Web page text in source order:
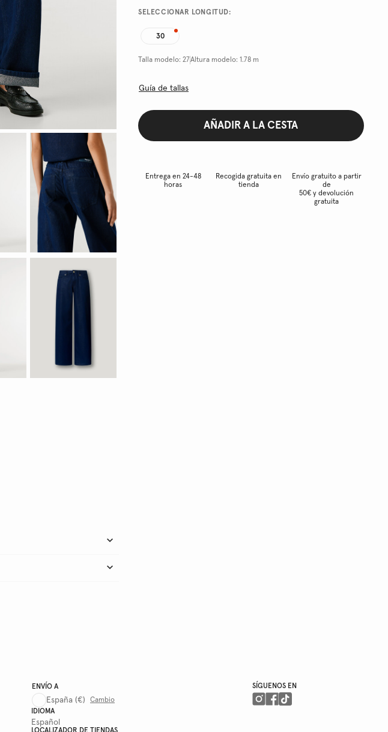
SELECCIONAR LONGITUD:
30
Talla modelo: 27Altura modelo: 1.78 m
Guía de tallas
AÑADIR A LA CESTA
Entrega en 24-48
horas
Recogida gratuita en
tienda
Envío gratuito a partir
de
50€ y devolución
gratuita
ENVÍO A
España (€)
Cambio
IDIOMA
Español
SÍGUENOS EN